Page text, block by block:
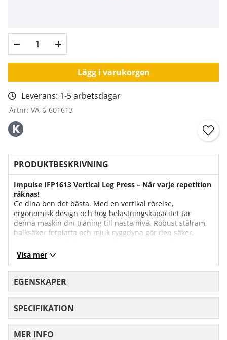
Lägg i varukorgen
Leverans: 1-5 arbetsdagar
Artnr: VA-6-601613
PRODUKTBESKRIVNING
Impulse IFP1613 Vertical Leg Press – När varje repetition
räknas!
Ge dina ben det bästa. Med en vertikal rörelse,
ergonomisk design och hög belastningskapacitet tar
denna maskin din träning till nästa nivå. Robust stålram,
halksäker fotplatta och mjuk ryggdyna gör den säker,
starkt och säkert.
Tekniska nyckelfunktioner:
Plate-loaded design:
Bär viktskivor för progressiv träning, total kapacitet 350 kg
(100 kg × 2 + 150 kg × 1).
Säkerhet & komfort:
Visa mer
EGENSKAPER
SPECIFIKATION
MER INFO